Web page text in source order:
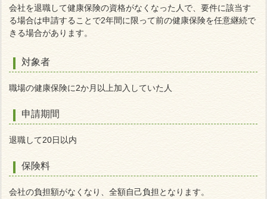
会社を退職して健康保険の資格がなくなった人で、要件に該当す
る場合は申請することで2年間に限って前の健康保険を任意継続で
きる場合があります。
対象者
職場の健康保険に2か月以上加入していた人
申請期間
退職して20日以内
保険料
会社の負担額がなくなり、全額自己負担となります。